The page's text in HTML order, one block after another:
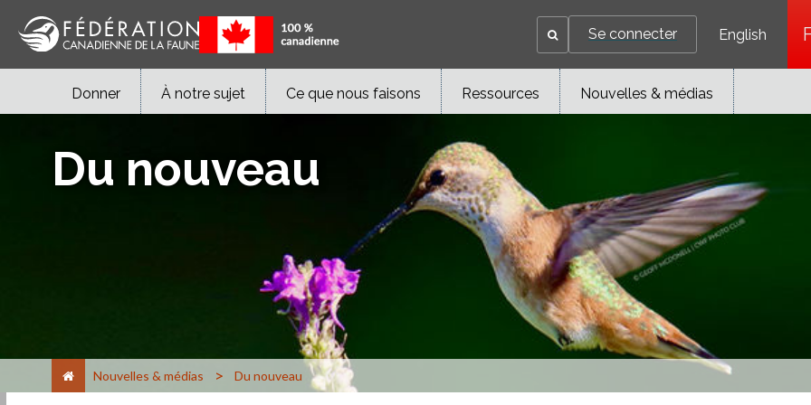
Se connecter English
Donner À notre sujet Ce que nous faisons Ressources Nouvelles & médias
Du nouveau
Nouvelles & médias > Du nouveau